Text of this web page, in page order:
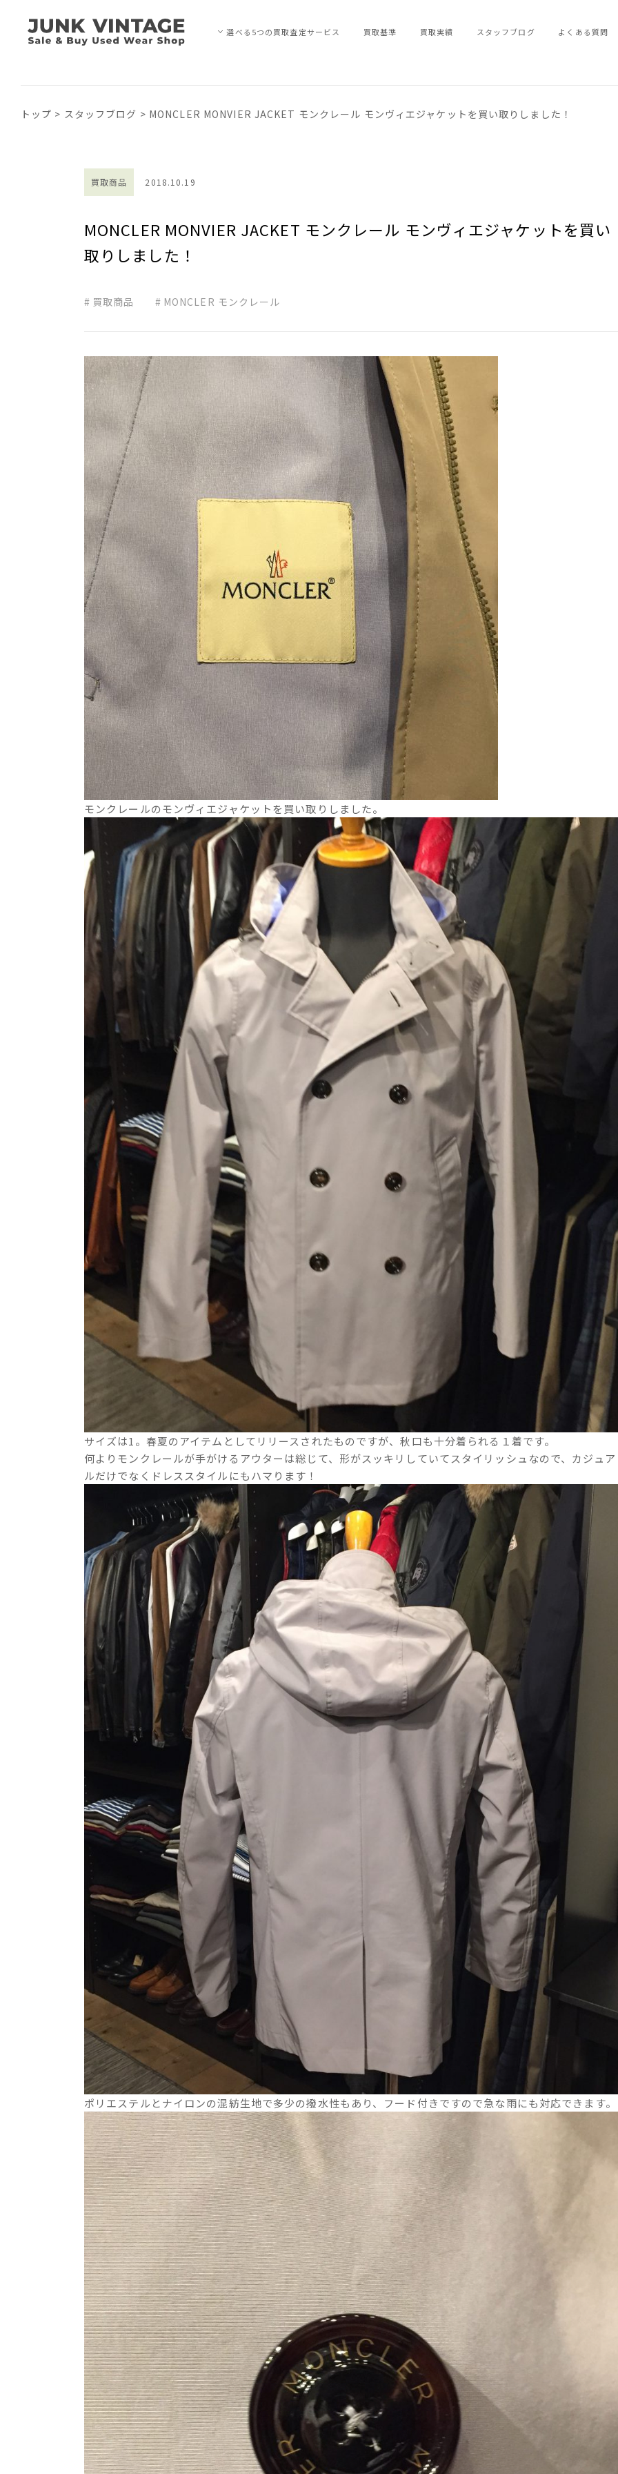
選べる5つの買取査定サービス 買取基準 買取実績 スタッフブログ よくある質問
トップ > スタッフブログ > MONCLER MONVIER JACKET モンクレール モンヴィエジャケットを買い取りしました！
買取商品 2018.10.19
MONCLER MONVIER JACKET モンクレール モンヴィエジャケットを買い
取りしました！
買取商品 MONCLER モンクレール
モンクレールのモンヴィエジャケットを買い取りしました。
サイズは1。春夏のアイテムとしてリリースされたものですが、秋口も十分着られる１着です。
何よりモンクレールが手がけるアウターは総じて、形がスッキリしていてスタイリッシュなので、カジュア
ルだけでなくドレススタイルにもハマります！
ポリエステルとナイロンの混紡生地で多少の撥水性もあり、フード付きですので急な雨にも対応できます。